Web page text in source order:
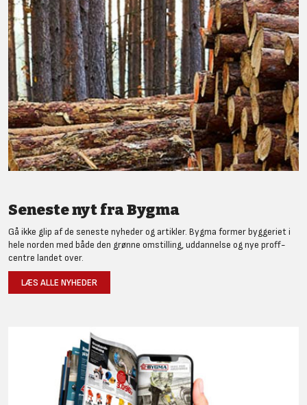
Seneste nyt fra Bygma
Gå ikke glip af de seneste nyheder og artikler. Bygma former byggeriet i
hele norden med både den grønne omstilling, uddannelse og nye proff-
centre landet over.
LÆS ALLE NYHEDER